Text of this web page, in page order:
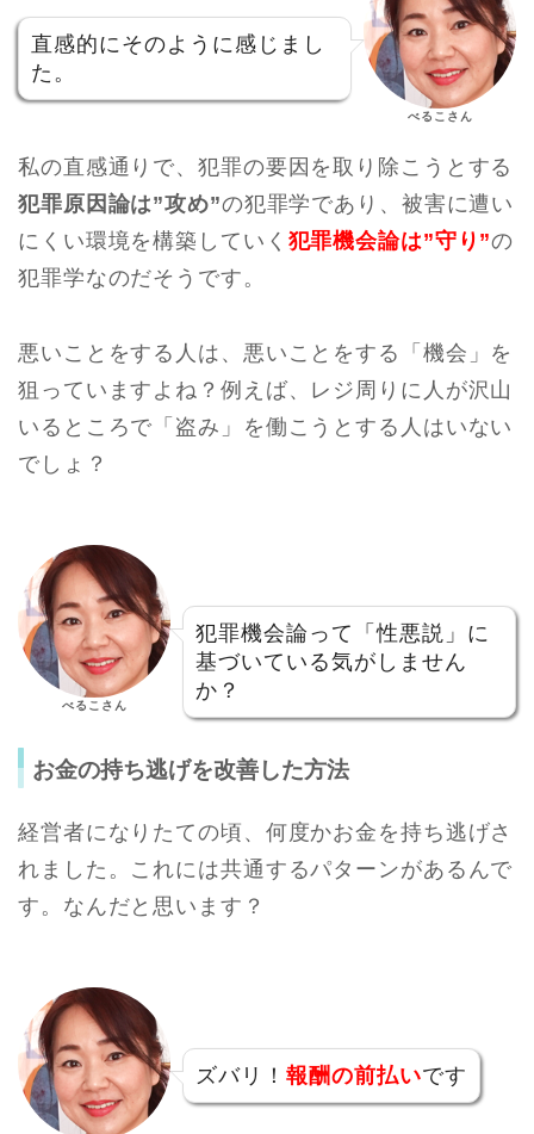
直感的にそのように感じまし
た。
べるこさん
私の直感通りで、犯罪の要因を取り除こうとする
犯罪原因論は”攻め”の犯罪学であり、被害に遭い
にくい環境を構築していく 犯罪機会論は”守り”の
犯罪学なのだそうです。
悪いことをする人は、悪いことをする「機会」を
狙っていますよね？例えば、レジ周りに人が沢山
いるところで「盗み」を働こうとする人はいない
でしょ？
べるこさん
犯罪機会論って「性悪説」に
基づいている気がしません
か？
お金の持ち逃げを改善した方法
経営者になりたての頃、何度かお金を持ち逃げさ
れました。これには共通するパターンがあるんで
す。なんだと思います？
ズバリ！ 報酬の前払いです